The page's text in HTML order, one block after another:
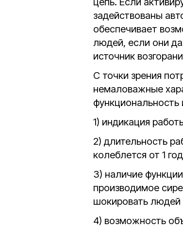
задействованы
обеспечивает
людей, если они
источник
С точки зрения
немаловажные
функциональность
1) индикация
2) длительность
колеблется от 1
3) наличие
производимое
шокировать людей
4) возможность